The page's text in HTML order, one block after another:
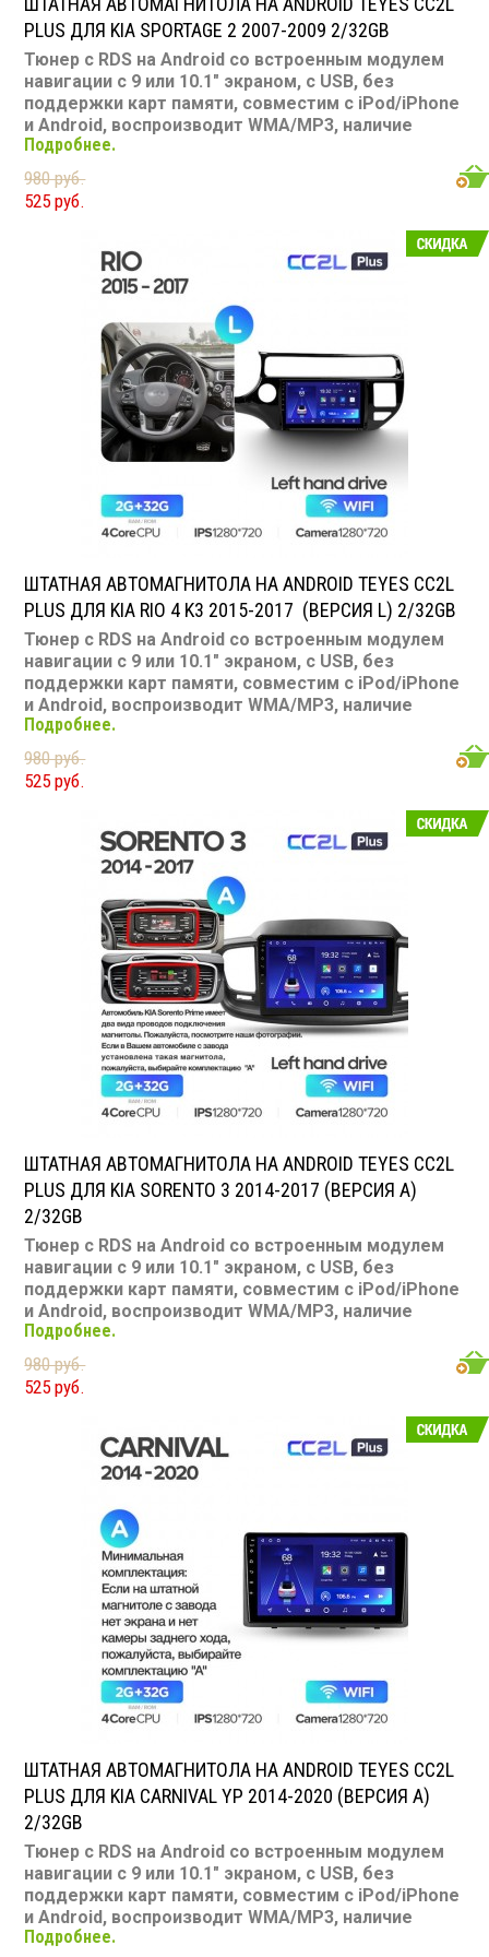
PLUS ДЛЯ KIA SPORTAGE 2 2007-2009 2/32GB
Тюнер с RDS на Android со встроенным модулем
навигации с 9 или 10.1" экраном, с USB, без
поддержки карт памяти, совместим с iPod/iPhone
и Android, воспроизводит WMA/MP3, наличие
Bluetooth, подключение камеры заднего вида,
подходит для Kia Sportage 2 2007-2009
Размер: 2-DIN
Подсветка: многоцветная
Воспроизведение видео: есть
Экран: 9 или 10.1"
TV-тюнер: нет
SD карта: нет
AUX вход: есть
Пульт: нет
Bluetooth: есть
Съемная панель: нет
RCA (линейные) выходы: 3 пары
Подробнее.
980 руб.
525 руб.
ШТАТНАЯ АВТОМАГНИТОЛА НА ANDROID TEYES CC2L
PLUS ДЛЯ KIA RIO 4 K3 2015-2017 (ВЕРСИЯ L) 2/32GB
Тюнер с RDS на Android со встроенным модулем
навигации с 9 или 10.1" экраном, с USB, без
поддержки карт памяти, совместим с iPod/iPhone
и Android, воспроизводит WMA/MP3, наличие
Bluetooth, подключение камеры заднего вида,
подходит для Kia RIO 4 K3 2015-2017
Размер: 2-DIN
Подсветка: многоцветная
Воспроизведение видео: есть
Экран: 9 или 10.1"
TV-тюнер: нет
SD карта: нет
AUX вход: есть
Пульт: нет
Bluetooth: есть
Съемная панель: нет
RCA (линейные) выходы: 3 пары
Мощность 50 Вт х 4
Подробнее.
980 руб.
525 руб.
ШТАТНАЯ АВТОМАГНИТОЛА НА ANDROID TEYES CC2L
PLUS ДЛЯ KIA SORENTO 3 2014-2017 (ВЕРСИЯ A)
2/32GB
Тюнер с RDS на Android со встроенным модулем
навигации с 9 или 10.1" экраном, с USB, без
поддержки карт памяти, совместим с iPod/iPhone
и Android, воспроизводит WMA/MP3, наличие
Bluetooth, подключение камеры заднего вида,
подходит для Kia Sorento 3 2014-2017
Размер: 2-DIN
Подсветка: многоцветная
Воспроизведение видео: есть
Экран: 9 или 10.1"
TV-тюнер: нет
SD карта: нет
AUX вход: есть
Пульт: нет
Bluetooth: есть
Съемная панель: нет
RCA (линейные) выходы: 3 пары
Мощность 50 Вт х 4
Подробнее.
980 руб.
525 руб.
ШТАТНАЯ АВТОМАГНИТОЛА НА ANDROID TEYES CC2L
PLUS ДЛЯ KIA CARNIVAL YP 2014-2020 (ВЕРСИЯ A)
2/32GB
Тюнер с RDS на Android со встроенным модулем
навигации с 9 или 10.1" экраном, с USB, без
поддержки карт памяти, совместим с iPod/iPhone
и Android, воспроизводит WMA/MP3, наличие
Bluetooth, подключение камеры заднего вида,
Подробнее.